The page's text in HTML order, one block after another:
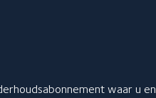
waar u en